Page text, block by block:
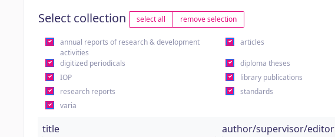
Select collection select all remove selection
annual reports of research & development
activities
articles
digitized periodicals diploma theses
IOP
library publications
research reports
standards
varia
title author/supervisor/editor